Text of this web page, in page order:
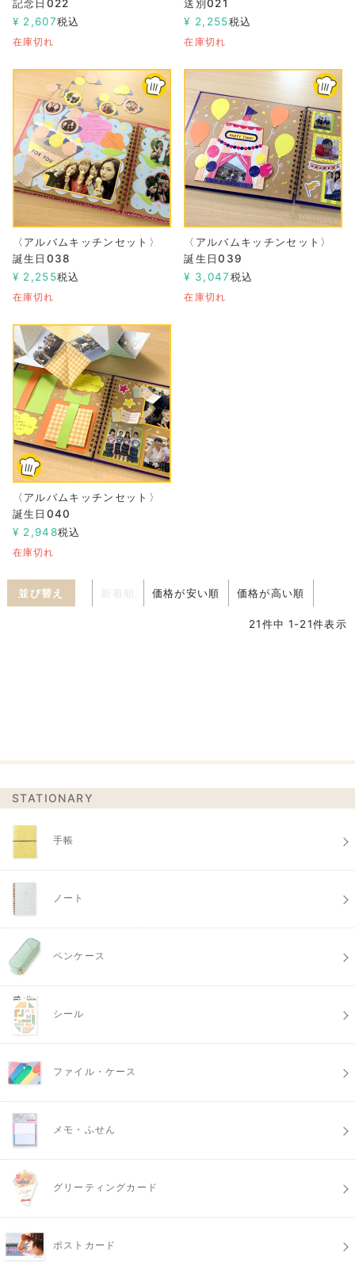
記念日022
¥ 2,607税込
在庫切れ
送別021
¥ 2,255税込
在庫切れ
〈アルバムキッチンセット〉
誕生日038
¥ 2,255税込
在庫切れ
〈アルバムキッチンセット〉
誕生日039
¥ 3,047税込
在庫切れ
〈アルバムキッチンセット〉
誕生日040
¥ 2,948税込
在庫切れ
並び替え 価格が安い順 価格が高い順
21件中 1-21件表示
STATIONARY
手帳
ノート
ペンケース
シール
ファイル・ケース
メモ・ふせん
グリーティングカード
ポストカード